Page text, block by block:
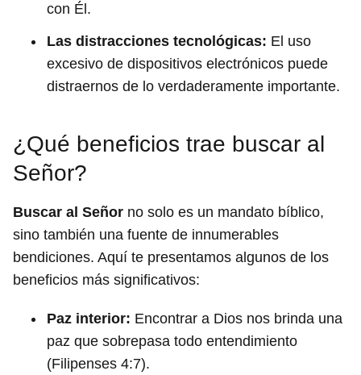
con Él.
Las distracciones tecnológicas: El uso
excesivo de dispositivos electrónicos puede
distraernos de lo verdaderamente importante.
¿Qué beneficios trae buscar al
Señor?
Buscar al Señor no solo es un mandato bíblico,
sino también una fuente de innumerables
bendiciones. Aquí te presentamos algunos de los
beneficios más significativos:
Paz interior: Encontrar a Dios nos brinda una
paz que sobrepasa todo entendimiento
(Filipenses 4:7).